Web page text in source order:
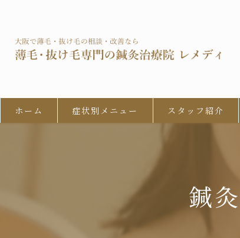
ホーム 症状別メニュー
女性の男性型脱毛 (FAGA)
円形脱毛症
スタッフ紹介
鍼